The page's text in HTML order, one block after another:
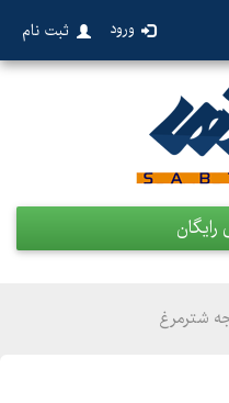
ورود ثبت نام
شترمرغ